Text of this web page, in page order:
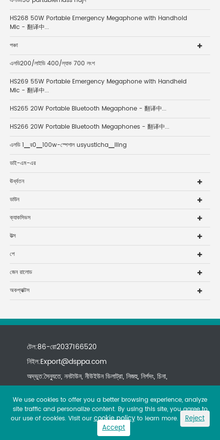
HS268 50W Portable Emergency Megaphone with Handhold
Mic - 翻译中...
পঞ্চা
এলডি200/লাইডি 400/ল্যাক 700 লংশ
HS269 55W Portable Emergency Megaphone with Handheld
Mic - 翻译中...
HS265 20W Portable Bluetooth Megaphone - 翻译中...
HS266 20W Portable Bluetooth Megaphones - 翻译中...
এলডি 1▁র0▁100w-স্পেশাল usyusticha▁iling
ডাই-এম-এর
ঊর্ধ্বতন
ডাউন
ক্যাকসিভস
উত্স
পে
জেন রালোড
অকপ্যাক্টস
টেল:86-রো2037166520
নিইল:Export@dsppa.com
অদ্ভুত:সৈন্যুতে, ননটাউন, নীউইউন ডিলাট্রা, নিজহু, নির্গদং, চিনা,
Copyright ©All rights reserved.
We use cookies to offer you a better browsing experience, analyze
site traffic and personalize content. By using this site, you agree to
our use of cookies. Visit ourcookie policyto learn more.
Reject
Accept